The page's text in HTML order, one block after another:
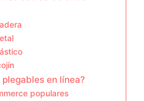
en línea?
populares